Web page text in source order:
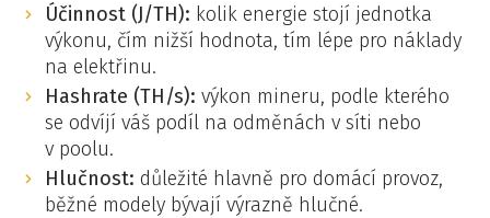
Účinnost (J/TH): kolik energie stojí jednotka
výkonu, čím nižší hodnota, tím lépe pro náklady
na elektřinu.
Hashrate (TH/s): výkon mineru, podle kterého
se odvíjí váš podíl na odměnách v síti nebo
v poolu.
Hlučnost: důležité hlavně pro domácí provoz,
běžné modely bývají výrazně hlučné.